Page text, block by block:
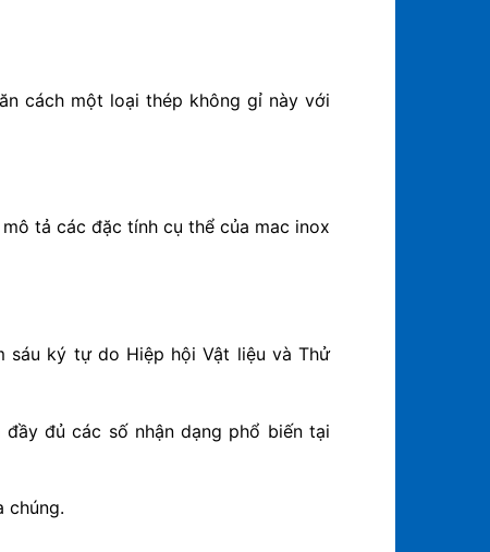
cách một loại thép không gỉ này với
tả các đặc tính cụ thể của mac inox
sáu ký tự do Hiệp hội Vật liệu và Thử
đủ các số nhận dạng phổ biến tại
chúng.